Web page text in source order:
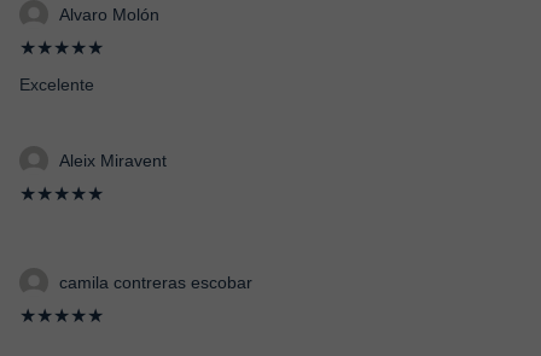
Alvaro Molón
★★★★★
Excelente
Aleix Miravent
★★★★★
camila contreras escobar
★★★★★